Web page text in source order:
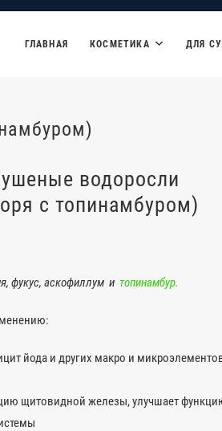
ГЛАВНАЯ КОСМЕТИКА ДЛЯ
водоросли
с топинамбуром)
фукус, аскофиллум и топинамбур.
йода и других макро и
щитовидной железы, улучшает